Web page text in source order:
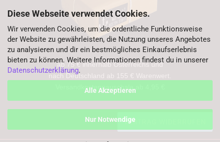
Diese Webseite verwendet Cookies.
Wir verwenden Cookies, um die ordentliche Funktionsweise
der Website zu gewährleisten, die Nutzung unseres Angebotes
zu analysieren und dir ein bestmögliches Einkaufserlebnis
bieten zu können. Weitere Informationen findest du in unserer
Datenschutzerklärung.
Alle Akzeptieren
Nur Notwendige
ab 75 € innerhalb Österreichs und
nach Deutschland ab 155 € Warenwert.
Versandkostenpauschale ab 4,95 €
VERTRAG WIDERRUFEN